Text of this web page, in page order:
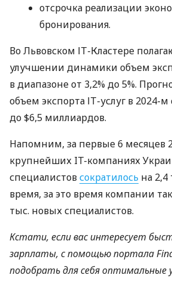
отсрочка реализации
бронирования.
Во Львовском ІТ-Кластере
улучшении динамики объем
в диапазоне от 3,2% до 5%.
объем экспорта ІТ-услуг в 2024-м
до $6,5 миллиардов.
Напомним, за первые 6 месяцев
крупнейших IT-компаниях
специалистовсократилось на
время, за это время компании
тыс. новых специалистов.
Кстати, если вас интересует
зарплаты, с помощью портала
подобрать для себя оптимальные